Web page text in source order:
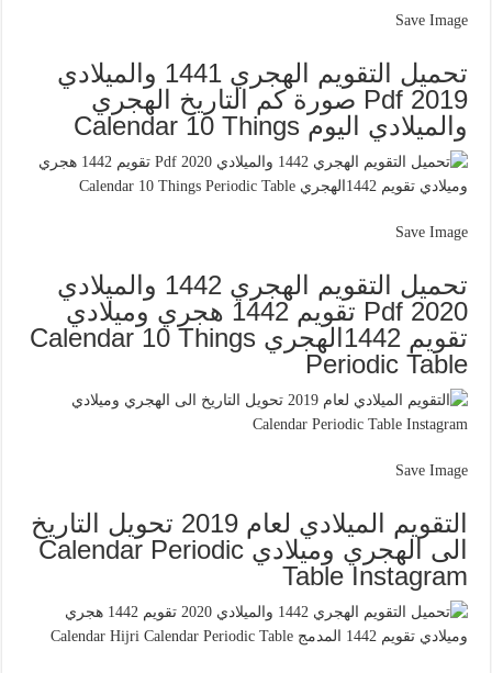
Save Image
تحميل التقويم الهجري 1441 والميلادي
2019 Pdf صورة كم التاريخ الهجري
والميلادي اليوم Calendar 10 Things
Save Image
تحميل التقويم الهجري 1442 والميلادي
2020 Pdf تقويم 1442 هجري وميلادي
تقويم 1442الهجري Calendar 10 Things
Periodic Table
Save Image
التقويم الميلادي لعام 2019 تحويل التاريخ
الى الهجري وميلادي Calendar Periodic
Table Instagram